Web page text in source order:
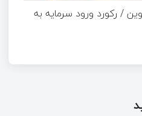
/ رکورد ورود سرمایه به